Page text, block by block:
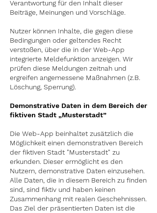
Verantwortung für den Inhalt dieser
Beiträge, Meinungen und Vorschläge.
Nutzer können Inhalte, die gegen diese
Bedingungen oder geltendes Recht
verstoßen, über die in der Web-App
integrierte Meldefunktion anzeigen. Wir
prüfen diese Meldungen zeitnah und
ergreifen angemessene Maßnahmen (z.B.
Löschung, Sperrung).
Demonstrative Daten in dem Bereich der
fiktiven Stadt „Musterstadt”
Die Web-App beinhaltet zusätzlich die
Möglichkeit einen demonstrativen Bereich
der fiktiven Stadt "Musterstadt" zu
erkunden. Dieser ermöglicht es den
Nutzern, demonstrative Daten einzusehen.
Alle Daten, die in diesem Bereich zu finden
sind, sind fiktiv und haben keinen
Zusammenhang mit realen Geschehnissen.
Das Ziel der präsentierten Daten ist die